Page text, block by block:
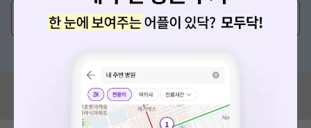
💬 무엇이든 물어보세요
혹시 잘못된 병원정보가 있나요?
모두닥 팀에 알려주세요!